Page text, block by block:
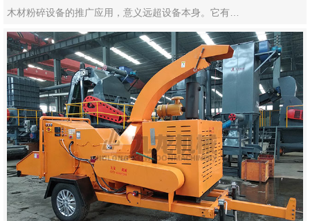
木材粉碎设备的推广应用，意义远超设备本身。它有…